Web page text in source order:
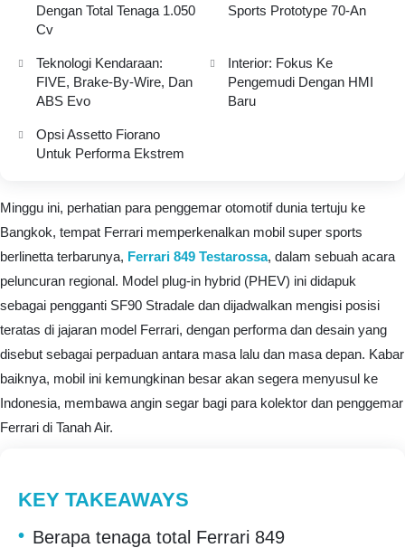
Dengan Total Tenaga 1.050
Cv
Sports Prototype 70-An
Teknologi Kendaraan:
FIVE, Brake-By-Wire, Dan
ABS Evo
Interior: Fokus Ke
Pengemudi Dengan HMI
Baru
Opsi Assetto Fiorano
Untuk Performa Ekstrem
Minggu ini, perhatian para penggemar otomotif dunia tertuju ke
Bangkok, tempat Ferrari memperkenalkan mobil super sports
berlinetta terbarunya, Ferrari 849 Testarossa, dalam sebuah acara
peluncuran regional. Model plug-in hybrid (PHEV) ini didapuk
sebagai pengganti SF90 Stradale dan dijadwalkan mengisi posisi
teratas di jajaran model Ferrari, dengan performa dan desain yang
disebut sebagai perpaduan antara masa lalu dan masa depan. Kabar
baiknya, mobil ini kemungkinan besar akan segera menyusul ke
Indonesia, membawa angin segar bagi para kolektor dan penggemar
Ferrari di Tanah Air.
KEY TAKEAWAYS
Berapa tenaga total Ferrari 849